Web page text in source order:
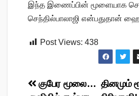
இந்த இணைப்பின் மூளையாக
செந்தில்பாலாஜி என்பதுதான்
Post Views: 438
Post
தினமும்
குபேர மூலை…